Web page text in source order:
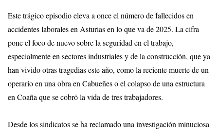
Este trágico episodio eleva a once el número de fallecidos en
accidentes laborales en Asturias en lo que va de 2025. La cifra
pone el foco de nuevo sobre la seguridad en el trabajo,
especialmente en sectores industriales y de la construcción, que ya
han vivido otras tragedias este año, como la reciente muerte de un
operario en una obra en Cabueñes o el colapso de una estructura
en Coaña que se cobró la vida de tres trabajadores.
Desde los sindicatos se ha reclamado una investigación minuciosa